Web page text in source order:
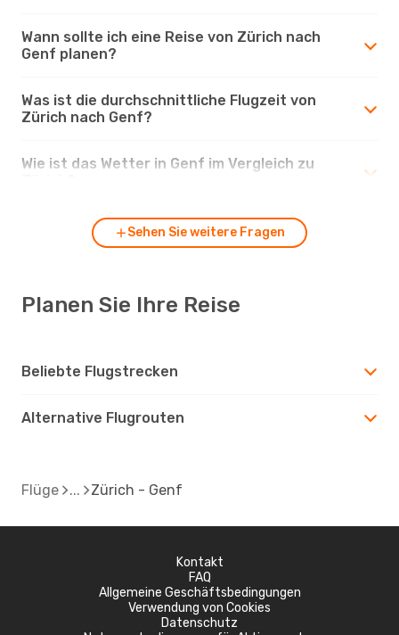
Wann sollte ich eine Reise von Zürich nach
Genf planen?
Was ist die durchschnittliche Flugzeit von
Zürich nach Genf?
Wie ist das Wetter in Genf im Vergleich zu
Sehen Sie weitere Fragen
Planen Sie Ihre Reise
Beliebte Flugstrecken
Alternative Flugrouten
Flüge Zürich - Genf
Kontakt
FAQ
Allgemeine Geschäftsbedingungen
Verwendung von Cookies
Datenschutz